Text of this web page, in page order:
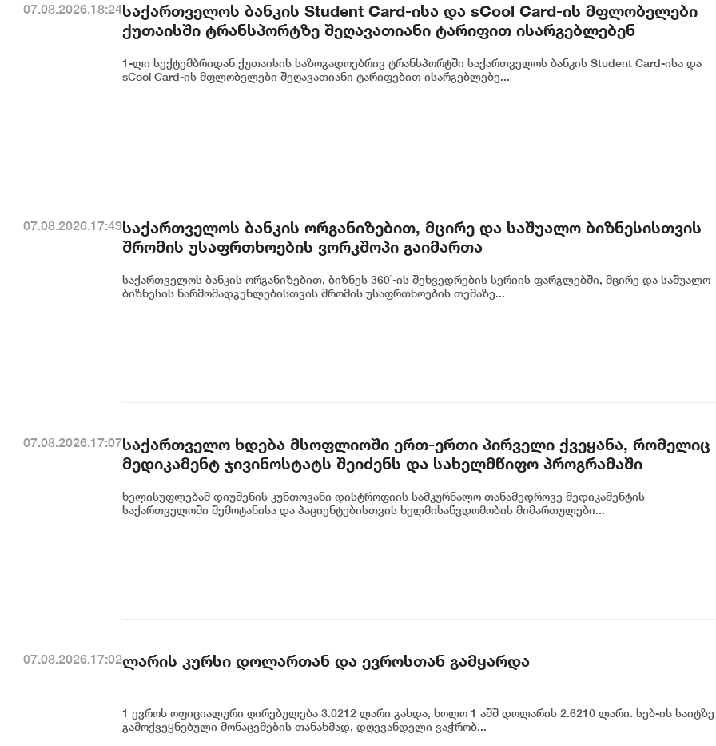
07.08.2026.18:24საქართველოს ბანკის Student Card-ისა და sCool Card-ის მფლობელები
ქუთაისში ტრანსპორტზე შეღავათიანი ტარიფით ისარგებლებენ
1-ლი სექტემბრიდან ქუთაისის საზოგადოებრივ ტრანსპორტში საქართველოს ბანკის Student Card-ისა და
sCool Card-ის მფლობელები შეღავათიანი ტარიფებით ისარგებლებე...
07.08.2026.17:49საქართველოს ბანკის ორგანიზებით, მცირე და საშუალო ბიზნესისთვის
შრომის უსაფრთხოების ვორკშოპი გაიმართა
საქართველოს ბანკის ორგანიზებით, ბიზნეს 360˚-ის შეხვედრების სერიის ფარგლებში, მცირე და საშუალო
ბიზნესის წარმომადგენლებისთვის შრომის უსაფრთხოების თემაზე...
07.08.2026.17:07საქართველო ხდება მსოფლიოში ერთ-ერთი პირველი ქვეყანა, რომელიც
მედიკამენტ ჯივინოსტატს შეიძენს და სახელმწიფო პროგრამაში
ხელისუფლებამ დიუშენის კუნთოვანი დისტროფიის სამკურნალო თანამედროვე მედიკამენტის
საქართველოში შემოტანისა და პაციენტებისთვის ხელმისაწვდომობის მიმართულები...
07.08.2026.17:02ლარის კურსი დოლართან და ევროსთან გამყარდა
1 ევროს ოფიციალური ღირებულება 3.0212 ლარი გახდა, ხოლო 1 აშშ დოლარის 2.6210 ლარი. სებ-ის საიტზე
გამოქვეყნებული მონაცემების თანახმად, დღევანდელი ვაჭრობ...